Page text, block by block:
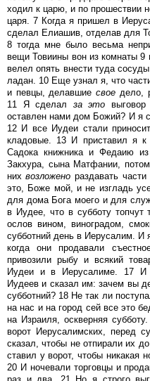
ходил к царю, и по прошествии
царя. 7 Когда я пришел в
сделал Елиашив, отделав для
8 тогда мне было весьма
вещи Товиины вон из комнаты 9
велел опять внести туда
ладан. 10 Еще узнал я, что
и певцы, делавшие свое дело,
11 Я сделал за это
оставлен нами дом Божий? И я
12 И все Иудеи стали
кладовые. 13 И приставил я
Садока книжника и Федаию
Закхура, сына Матфании,
них возложено раздавать
это, Боже мой, и не изгладь
для дома Бога моего и для
в Иудее, что в субботу топчут
ослов вином, виноградом,
субботний день в Иерусалим. И
когда они продавали
привозили рыбу и всякий
Иудеи и в Иерусалиме. 17 И
Иудеев и сказал им: зачем вы
субботний? 18 Не так ли
на нас и на город сей все это
на Израиля, оскверняя
ворот Иерусалимских, перед
сказал, чтобы не отпирали их до
ставил у ворот, чтобы никакая
20 И ночевали торговцы и